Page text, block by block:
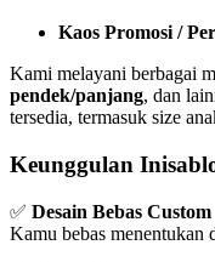
Kaos Promosi /
Kami melayani berbagai
pendek/panjang, dan
tersedia, termasuk size
Keunggulan
✅ Desain Bebas Custom
Kamu bebas menentukan